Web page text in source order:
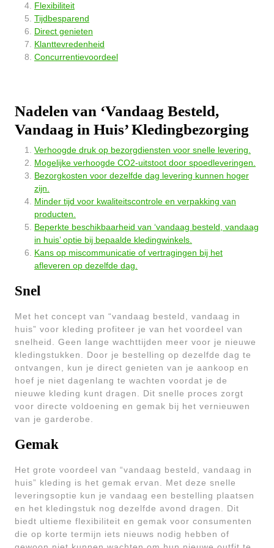
Flexibiliteit
Tijdbesparend
Direct genieten
Klanttevredenheid
Concurrentievoordeel
Nadelen van ‘Vandaag Besteld,
Vandaag in Huis’ Kledingbezorging
Verhoogde druk op bezorgdiensten voor snelle levering.
Mogelijke verhoogde CO2-uitstoot door spoedleveringen.
Bezorgkosten voor dezelfde dag levering kunnen hoger
zijn.
Minder tijd voor kwaliteitscontrole en verpakking van
producten.
Beperkte beschikbaarheid van ‘vandaag besteld, vandaag
in huis’ optie bij bepaalde kledingwinkels.
Kans op miscommunicatie of vertragingen bij het
afleveren op dezelfde dag.
Snel
Met het concept van “vandaag besteld, vandaag in
huis” voor kleding profiteer je van het voordeel van
snelheid. Geen lange wachttijden meer voor je nieuwe
kledingstukken. Door je bestelling op dezelfde dag te
ontvangen, kun je direct genieten van je aankoop en
hoef je niet dagenlang te wachten voordat je de
nieuwe kleding kunt dragen. Dit snelle proces zorgt
voor directe voldoening en gemak bij het vernieuwen
van je garderobe.
Gemak
Het grote voordeel van “vandaag besteld, vandaag in
huis” kleding is het gemak ervan. Met deze snelle
leveringsoptie kun je vandaag een bestelling plaatsen
en het kledingstuk nog dezelfde avond dragen. Dit
biedt ultieme flexibiliteit en gemak voor consumenten
die op korte termijn iets nieuws nodig hebben of